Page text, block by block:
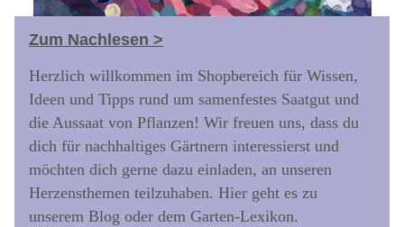
Zum Nachlesen >
Herzlich willkommen im Shopbereich für Wissen,
Ideen und Tipps rund um samenfestes Saatgut und
die Aussaat von Pflanzen! Wir freuen uns, dass du
dich für nachhaltiges Gärtnern interessierst und
möchten dich gerne dazu einladen, an unseren
Herzensthemen teilzuhaben. Hier geht es zu
unserem Blog oder dem Garten-Lexikon.